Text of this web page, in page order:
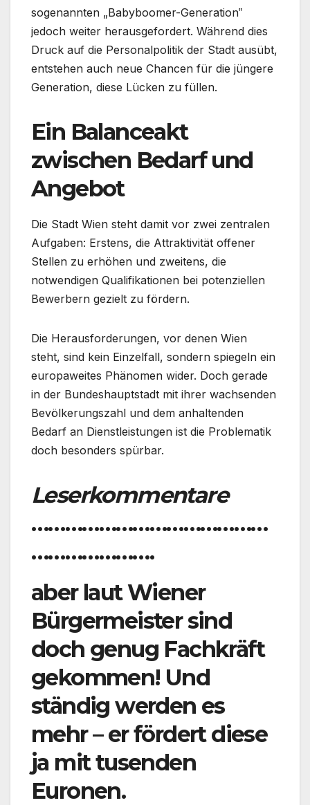
sogenannten „Babyboomer-Generation‟
jedoch weiter herausgefordert. Während dies
Druck auf die Personalpolitik der Stadt ausübt,
entstehen auch neue Chancen für die jüngere
Generation, diese Lücken zu füllen.
Ein Balanceakt
zwischen Bedarf und
Angebot
Die Stadt Wien steht damit vor zwei zentralen
Aufgaben: Erstens, die Attraktivität offener
Stellen zu erhöhen und zweitens, die
notwendigen Qualifikationen bei potenziellen
Bewerbern gezielt zu fördern.
Die Herausforderungen, vor denen Wien
steht, sind kein Einzelfall, sondern spiegeln ein
europaweites Phänomen wider. Doch gerade
in der Bundeshauptstadt mit ihrer wachsenden
Bevölkerungszahl und dem anhaltenden
Bedarf an Dienstleistungen ist die Problematik
doch besonders spürbar.
Leserkommentare
……………………………………
………………….
aber laut Wiener
Bürgermeister sind
doch genug Fachkräft
gekommen! Und
ständig werden es
mehr – er fördert diese
ja mit tusenden
Euronen.